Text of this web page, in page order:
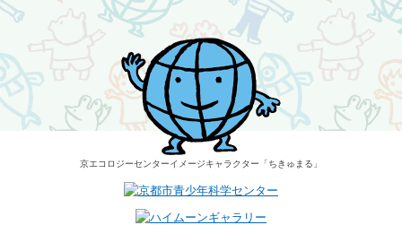
京エコロジーセンターイメージキャラクター 「ちきゅまる」